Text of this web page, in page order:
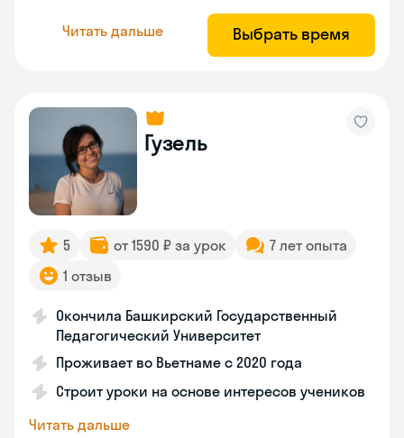
Читать дальше Выбрать время
Гузель
5 от 1590 ₽ за урок
7 лет опыта
1 отзыв
Окончила Башкирский Государственный
Педагогический Университет
Проживает во Вьетнаме с 2020 года
Строит уроки на основе интересов учеников
Читать дальше